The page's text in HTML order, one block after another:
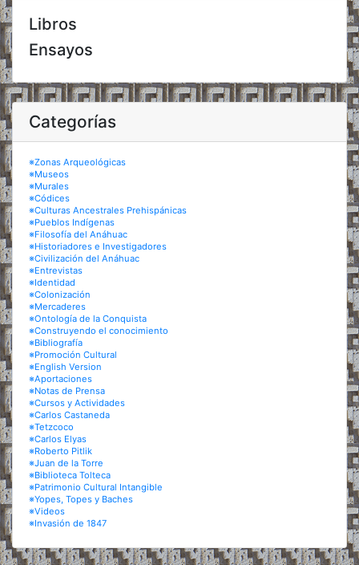
Libros
Ensayos
Categorías
※Zonas Arqueológicas
※Museos
※Murales
※Códices
※Culturas Ancestrales Prehispánicas
※Pueblos Indígenas
※Filosofía del Anáhuac
※Historiadores e Investigadores
※Civilización del Anáhuac
※Entrevistas
※Identidad
※Colonización
※Mercaderes
※Ontología de la Conquista
※Construyendo el conocimiento
※Bibliografía
※Promoción Cultural
※English Version
※Aportaciones
※Notas de Prensa
※Cursos y Actividades
※Carlos Castaneda
※Tetzcoco
※Carlos Elyas
※Roberto Pitlik
※Juan de la Torre
※Biblioteca Tolteca
※Patrimonio Cultural Intangible
※Yopes, Topes y Baches
※Videos
※Invasión de 1847